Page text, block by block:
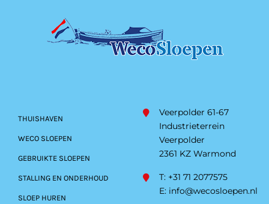
THUISHAVEN
WECO SLOEPEN
GEBRUIKTE SLOEPEN
STALLING EN ONDERHOUD
SLOEP HUREN
Veerpolder 61-67
Industrieterrein
Veerpolder
2361 KZ Warmond
T: +31 71 2077575
E: info@wecosloepen.nl